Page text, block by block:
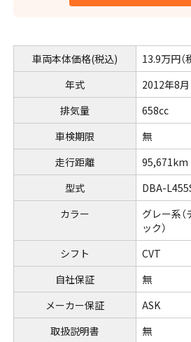
車両本体価格(税込)
13.9万円（
年式
2012年8月
排気量
658cc
車検期限
無
走行距離
95,671km
型式
DBA-
カラー
グレー系
ック）
シフト
CVT
自社保証
無
メーカー保証
ASK
取扱説明書
無